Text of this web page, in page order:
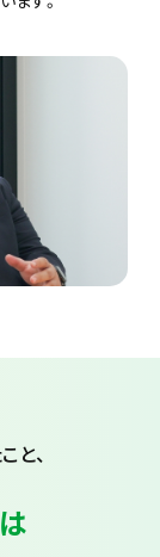
と、